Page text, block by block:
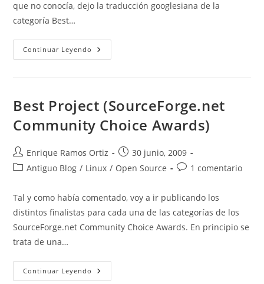
que no conocía, dejo la traducción googlesiana de la
categoría Best…
Continuar Leyendo Best
New
Awards)
Best Project (SourceForge.net
Community Choice Awards)
Autor
de
Enrique Ramos Ortiz
Publicación
de
la
30 junio, 2009
Categoría
la
entrada:
Antiguo Blog / Linux / Open Source
Comentarios
la
entrada:
1 comentario
Tal y como había comentado, voy a ir publicando los
distintos finalistas para cada una de las categorías de los
SourceForge.net Community Choice Awards. En principio se
trata de una…
Continuar Leyendo Best
Project